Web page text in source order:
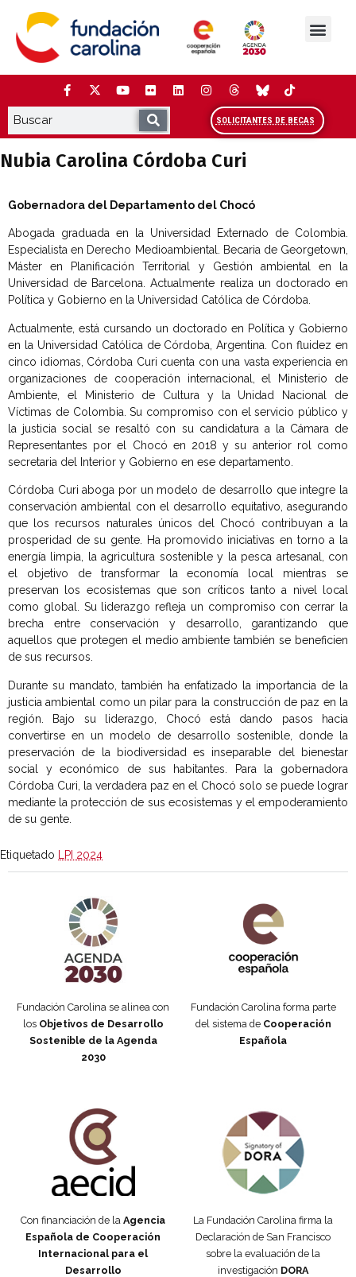
contenido
SOLICITANTES DE BECAS
Nubia Carolina Córdoba Curi
Gobernadora del Departamento del Chocó
Abogada graduada en la Universidad Externado de Colombia.
Especialista en Derecho Medioambiental. Becaria de Georgetown,
Máster en Planificación Territorial y Gestión ambiental en la
Universidad de Barcelona. Actualmente realiza un doctorado en
Política y Gobierno en la Universidad Católica de Córdoba.
Actualmente, está cursando un doctorado en Política y Gobierno
en la Universidad Católica de Córdoba, Argentina. Con fluidez en
cinco idiomas, Córdoba Curi cuenta con una vasta experiencia en
organizaciones de cooperación internacional, el Ministerio de
Ambiente, el Ministerio de Cultura y la Unidad Nacional de
Víctimas de Colombia. Su compromiso con el servicio público y
la justicia social se resaltó con su candidatura a la Cámara de
Representantes por el Chocó en 2018 y su anterior rol como
secretaria del Interior y Gobierno en ese departamento.
Córdoba Curi aboga por un modelo de desarrollo que integre la
conservación ambiental con el desarrollo equitativo, asegurando
que los recursos naturales únicos del Chocó contribuyan a la
prosperidad de su gente. Ha promovido iniciativas en torno a la
energía limpia, la agricultura sostenible y la pesca artesanal, con
el objetivo de transformar la economía local mientras se
preservan los ecosistemas que son críticos tanto a nivel local
como global. Su liderazgo refleja un compromiso con cerrar la
brecha entre conservación y desarrollo, garantizando que
aquellos que protegen el medio ambiente también se beneficien
de sus recursos.
Durante su mandato, también ha enfatizado la importancia de la
justicia ambiental como un pilar para la construcción de paz en la
región. Bajo su liderazgo, Chocó está dando pasos hacia
convertirse en un modelo de desarrollo sostenible, donde la
preservación de la biodiversidad es inseparable del bienestar
social y económico de sus habitantes. Para la gobernadora
Córdoba Curi, la verdadera paz en el Chocó solo se puede lograr
mediante la protección de sus ecosistemas y el empoderamiento
de su gente.
Etiquetado LPI 2024
Fundación Carolina se alinea con
los Objetivos de Desarrollo
Sostenible de la Agenda
2030
Fundación Carolina forma parte
del sistema de Cooperación
Española
Con financiación de la Agencia
Española de Cooperación
Internacional para el
Desarrollo
La Fundación Carolina firma la
Declaración de San Francisco
sobre la evaluación de la
investigación DORA